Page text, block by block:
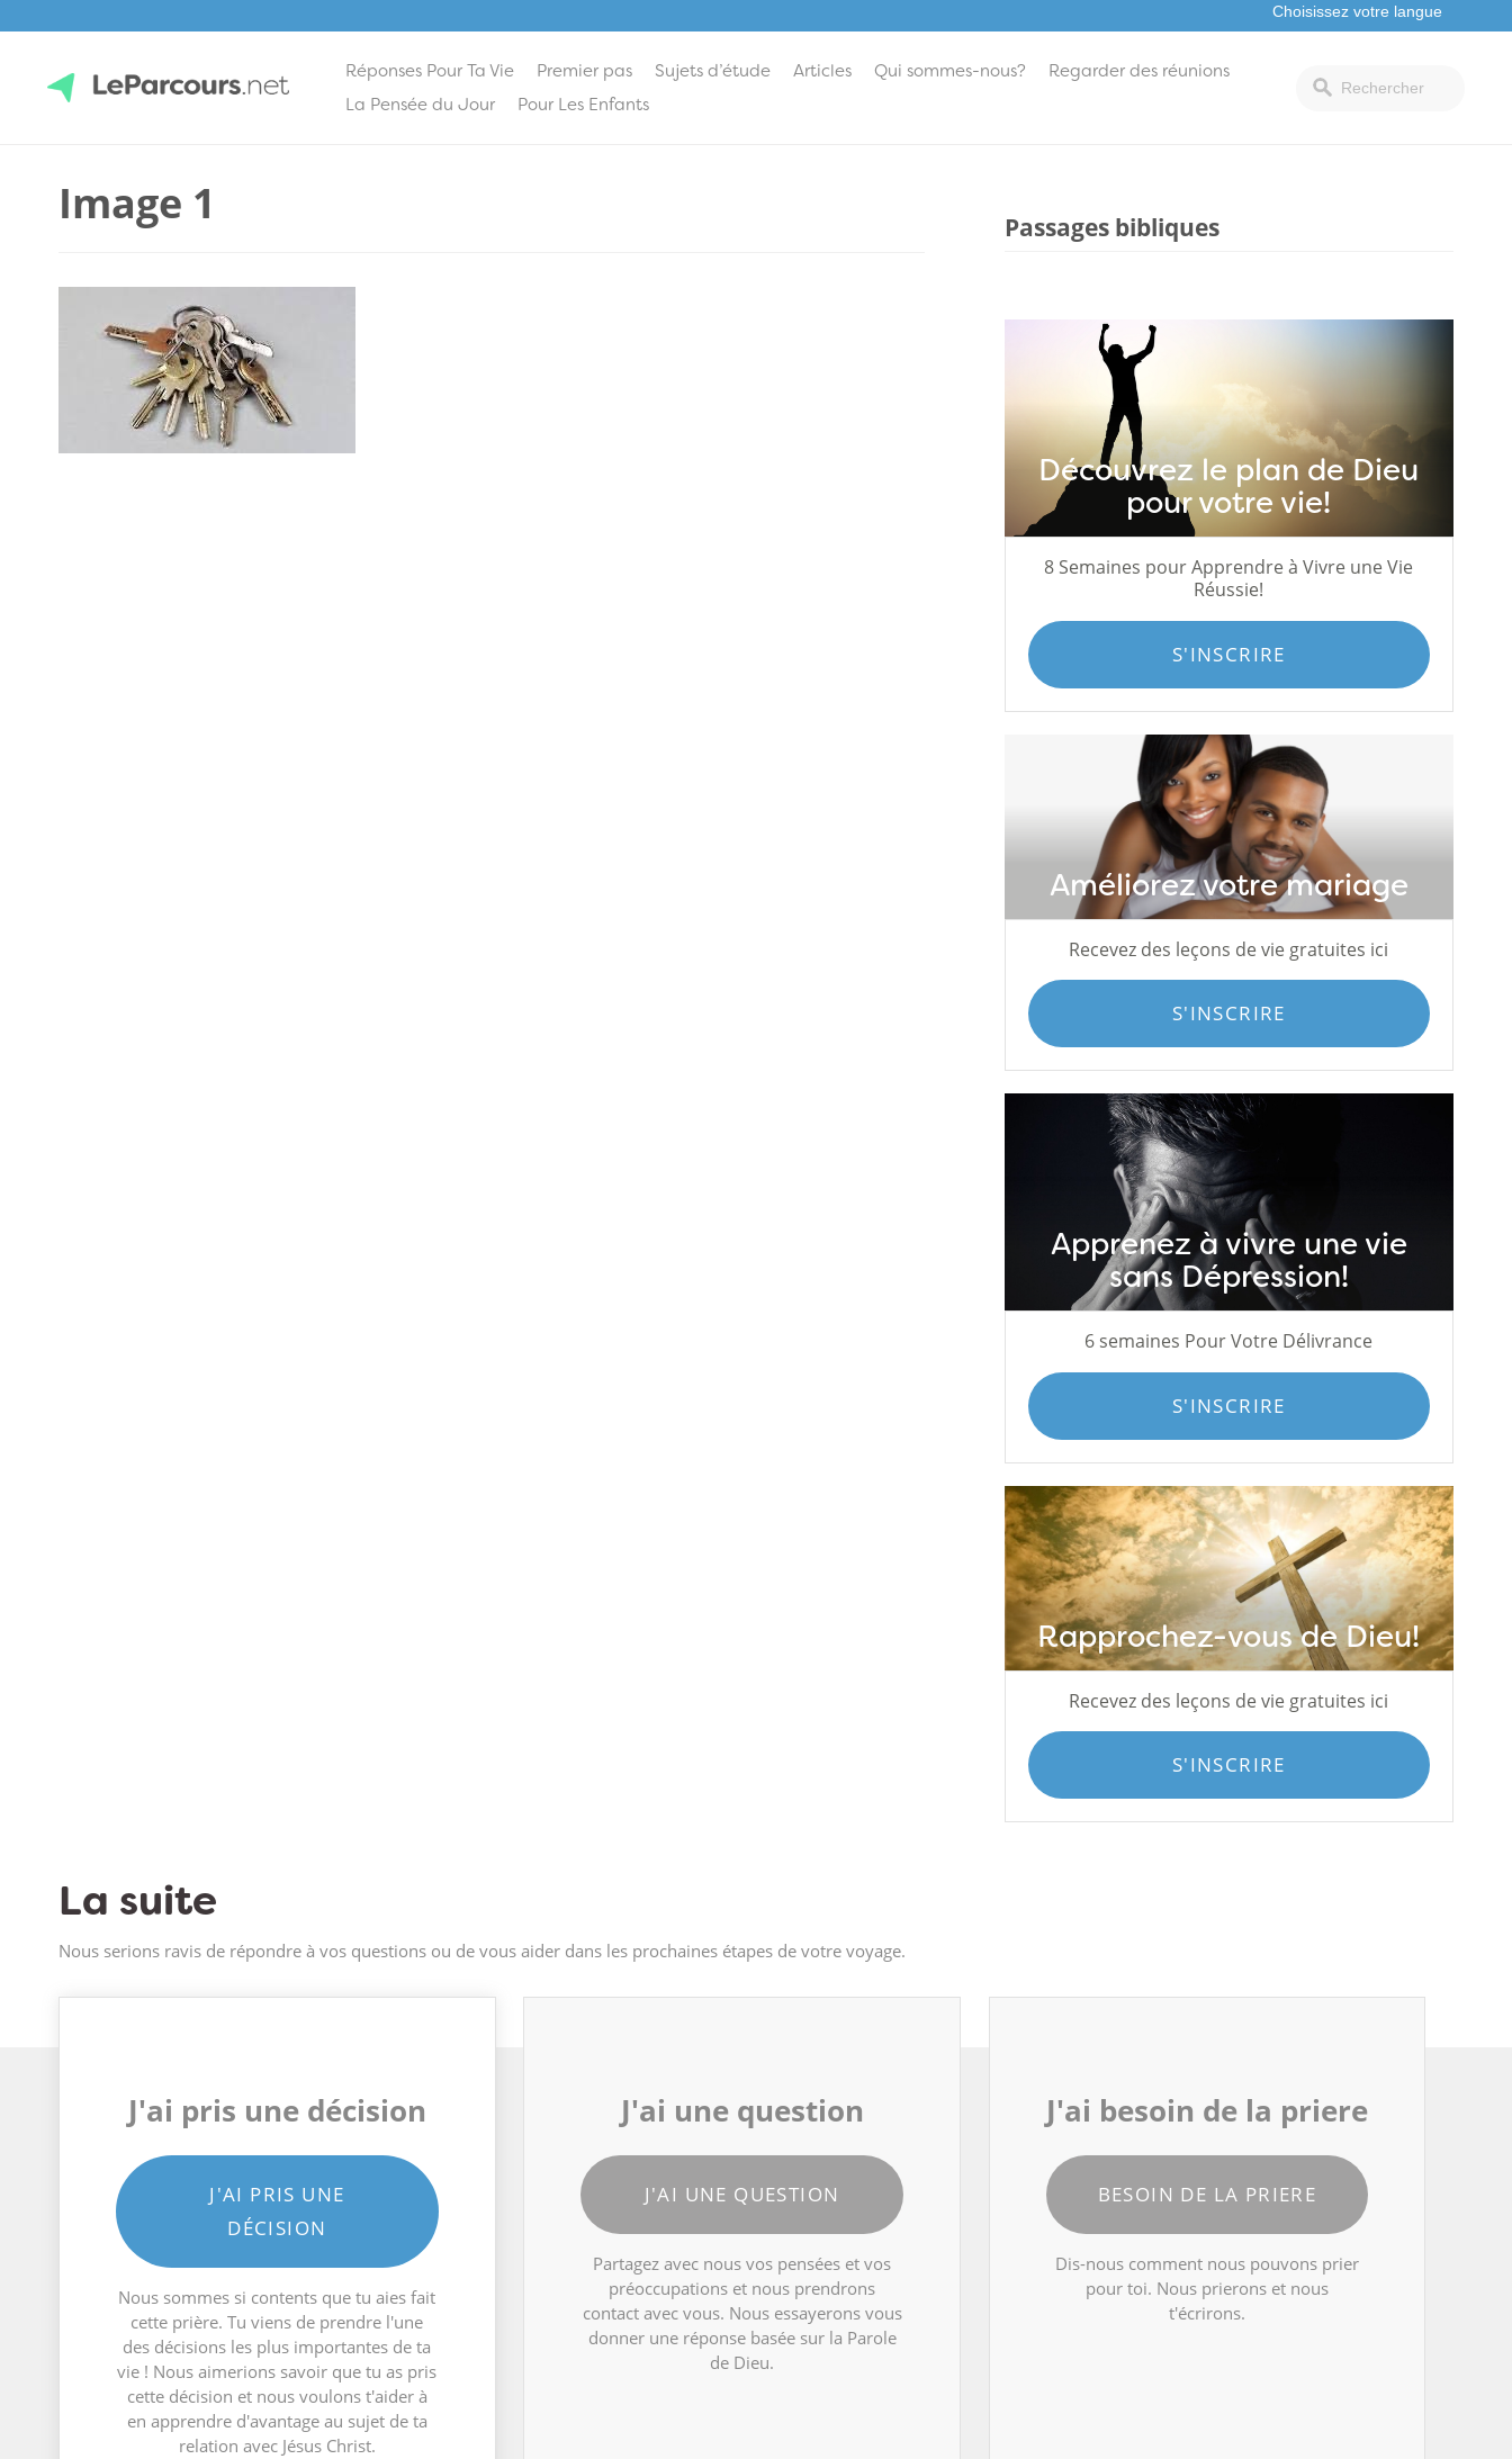
Réponses Pour Ta Vie Premier pas Sujets d’étude Articles Qui sommes-nous?
Regarder des réunions
La Pensée du Jour
Pour Les Enfants
Image 1 Passages bibliques
Découvrez le plan de Dieu
pour votre vie!
8 Semaines pour Apprendre à Vivre une Vie
Réussie!
S'INSCRIRE
Améliorez votre mariage
Recevez des leçons de vie gratuites ici
S'INSCRIRE
Apprenez à vivre une vie
sans Dépression!
6 semaines Pour Votre Délivrance
S'INSCRIRE
Rapprochez-vous de Dieu!
Recevez des leçons de vie gratuites ici
S'INSCRIRE
La suite
Nous serions ravis de répondre à vos questions ou de vous aider dans les prochaines étapes de votre voyage.
J'ai pris une décision
J'AI PRIS UNE
DÉCISION
Nous sommes si contents que tu aies fait
cette prière. Tu viens de prendre l'une
des décisions les plus importantes de ta
vie ! Nous aimerions savoir que tu as pris
cette décision et nous voulons t'aider à
en apprendre d'avantage au sujet de ta
relation avec Jésus Christ.
J'ai une question
J'AI UNE QUESTION
Partagez avec nous vos pensées et vos
préoccupations et nous prendrons
contact avec vous. Nous essayerons vous
donner une réponse basée sur la Parole
de Dieu.
J'ai besoin de la priere
BESOIN DE LA PRIERE
Dis-nous comment nous pouvons prier
pour toi. Nous prierons et nous
t'écrirons.